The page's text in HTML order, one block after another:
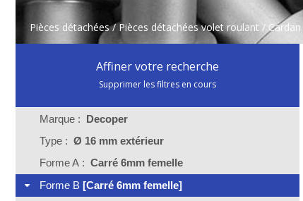
Pièces détachées /Pièces détachées volet roulant / Cardan
Affiner votre recherche
Supprimer les filtres en cours
Marque : Decoper
Type : Ø 16 mm extérieur
Forme A : Carré 6mm femelle
Forme B [Carré 6mm femelle]